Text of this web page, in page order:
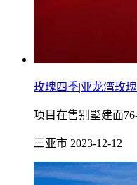
玫瑰四季|亚龙湾玫
项目在售别墅建面
三亚市 2023-12-12